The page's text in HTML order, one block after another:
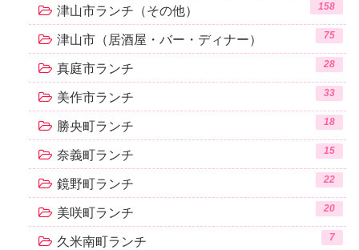
津山市ランチ（その他） 158
津山市（居酒屋・バー・ディナー） 75
真庭市ランチ 28
美作市ランチ 33
勝央町ランチ 18
奈義町ランチ 15
鏡野町ランチ 22
美咲町ランチ 20
久米南町ランチ 7